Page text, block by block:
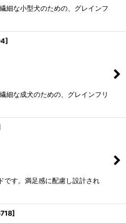
細な小型犬のための、グレインフ
]
細な成犬のための、グレインフリ
です。満足感に配慮し設計され
]